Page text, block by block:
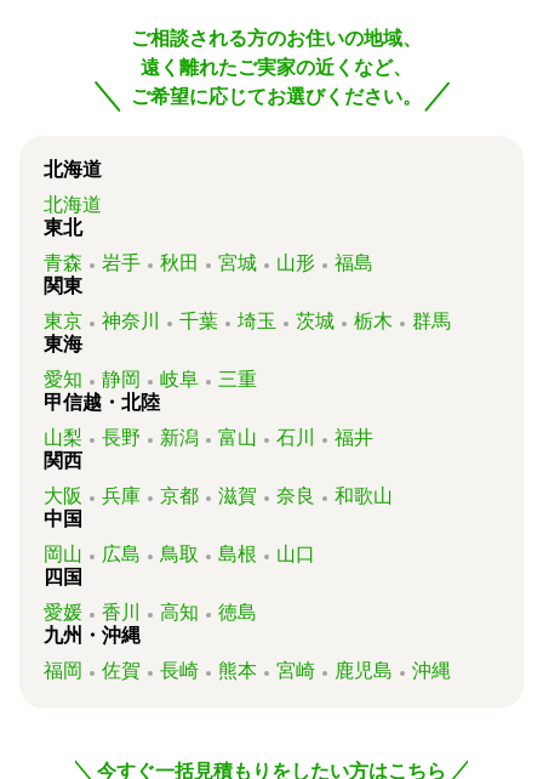
ご相談される方のお住いの地域、
遠く離れたご実家の近くなど、
ご希望に応じてお選びください。
北海道
北海道
東北
青森
岩手 秋田 宮城 山形
福島
関東
東京
神奈川 千葉 埼玉 茨城 栃木
群馬
東海
愛知
静岡 岐阜
三重
甲信越・北陸
山梨
長野 新潟 富山 石川
福井
関西
大阪
兵庫 京都 滋賀 奈良
和歌山
中国
岡山
広島 鳥取 島根
山口
四国
愛媛
香川 高知
徳島
九州・沖縄
福岡
佐賀 長崎 熊本 宮崎 鹿児島 沖縄
今すぐ一括見積もりをしたい方はこちら